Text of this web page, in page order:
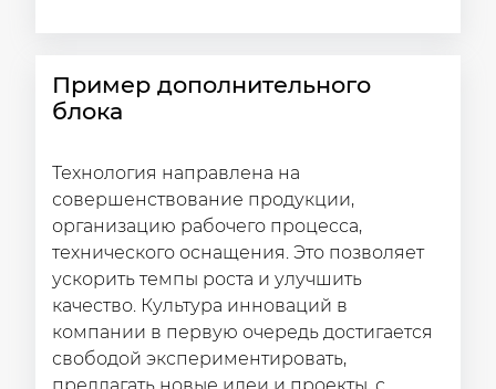
Пример дополнительного
блока
Технология направлена на
совершенствование продукции,
организацию рабочего процесса,
технического оснащения. Это позволяет
ускорить темпы роста и улучшить
качество. Культура инноваций в
компании в первую очередь достигается
свободой экспериментировать,
предлагать новые идеи и проекты, с